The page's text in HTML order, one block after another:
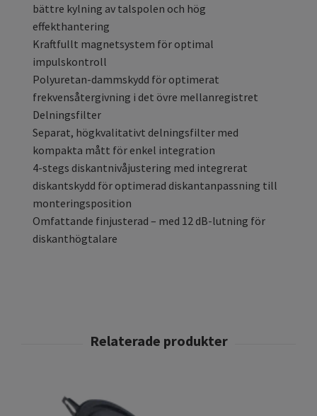
bättre kylning av talspolen och hög
effekthantering
Kraftfullt magnetsystem för optimal
impulskontroll
Polyuretan-dammskydd för optimerat
frekvensåtergivning i det övre mellanregistret
Delningsfilter
Separat, högkvalitativt delningsfilter med
kompakta mått för enkel integration
4-stegs diskantnivåjustering med integrerat
diskantskydd för optimerad diskantanpassning till
monteringsposition
Omfattande finjusterad – med 12 dB-lutning för
diskanthögtalare